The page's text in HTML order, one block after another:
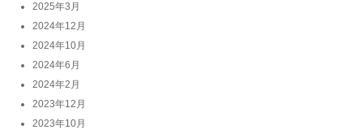
2025年3月
2024年12月
2024年10月
2024年6月
2024年2月
2023年12月
2023年10月